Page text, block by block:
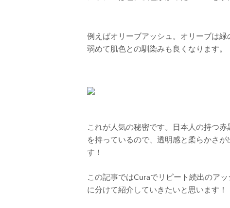
例えばオリーブアッシュ。オリーブは
弱めて肌色との馴染みも良くなります。
これが人気の秘密です。日本人の持つ
を持っているので、透明感と柔らかさ
す！
この記事ではCuraでリピート続出のア
に分けて紹介していきたいと思います！